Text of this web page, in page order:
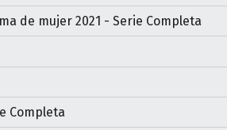
de mujer 2021 - Serie Completa
Completa